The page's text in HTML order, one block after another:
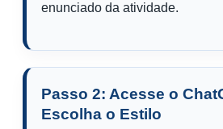
enunciado da atividade.
Passo 2: Acesse o
Escolha o Estilo